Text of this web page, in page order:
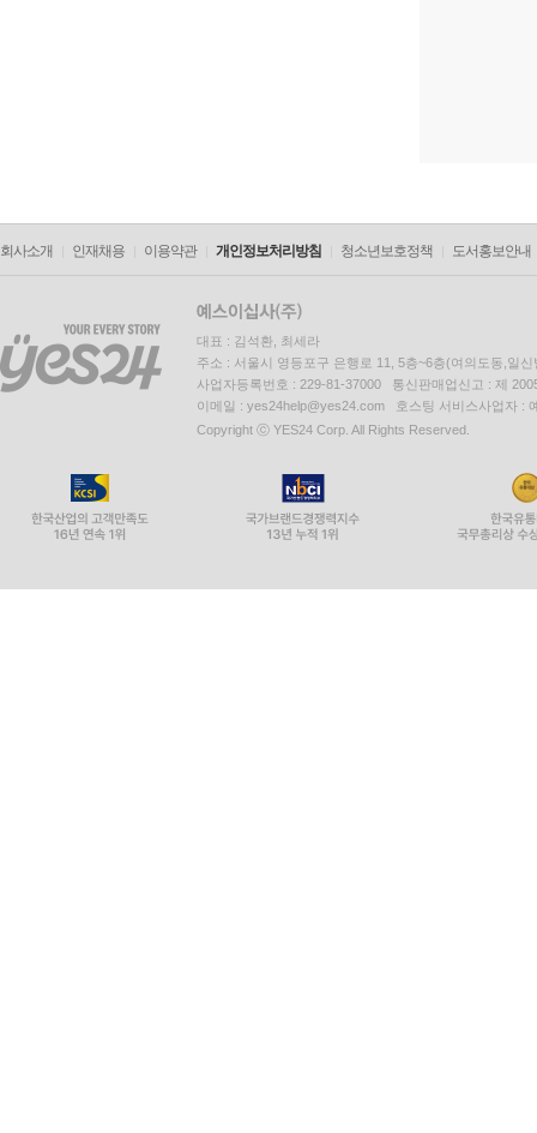
회사소개 인재채용 이용약관 개인정보처리방침 청소년보호정책 도서홍보안내
대표 : 김석환, 최세라
주소 : 서울시 영등포구 은행로 11, 5층~6층(여의도동,일신
사업자등록번호 : 229-81-37000 통신판매업신고 : 제
이메일 : yes24help@yes24.com 호스팅 서비스사업자 :
Copyright ⓒ YES24 Corp. All Rights Reserved.